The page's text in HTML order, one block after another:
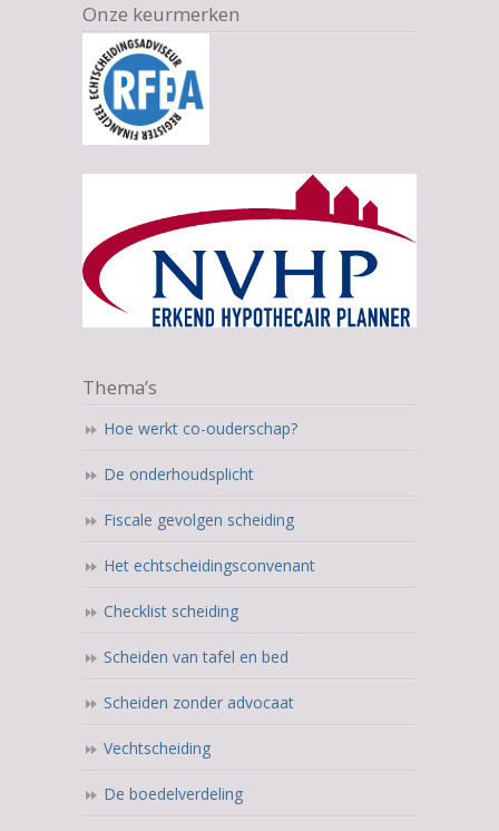
Onze keurmerken
Thema’s
Hoe werkt co-ouderschap?
De onderhoudsplicht
Fiscale gevolgen scheiding
Het echtscheidingsconvenant
Checklist scheiding
Scheiden van tafel en bed
Scheiden zonder advocaat
Vechtscheiding
De boedelverdeling